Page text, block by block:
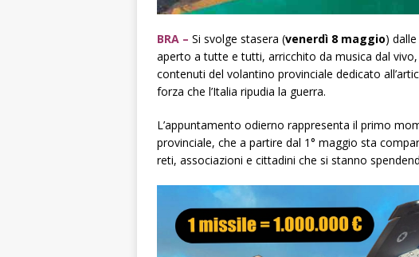
BRA – Si svolge stasera (venerdì 8 maggio)
aperto a tutte e tutti, arricchito da musica dal
contenuti del volantino provinciale dedicato
forza che l’Italia ripudia la guerra.
L’appuntamento odierno rappresenta il primo
provinciale, che a partire dal 1° maggio sta
reti, associazioni e cittadini che si stanno